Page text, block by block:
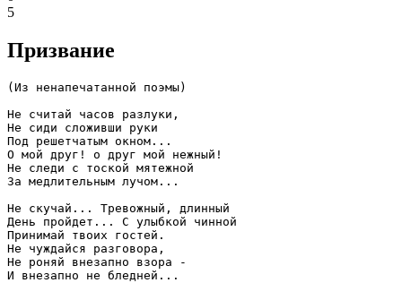
5
Призвание
(Из ненапечатанной поэмы)
Не считай часов разлуки,
Не сиди сложивши руки
Под решетчатым окном...
О мой друг! о друг мой нежный!
Не следи с тоской мятежной
За медлительным лучом...
Не скучай... Тревожный, длинный
День пройдет... С улыбкой чинной
Принимай твоих гостей.
Не чуждайся разговора,
Не роняй внезапно взора -
И внезапно не бледней...